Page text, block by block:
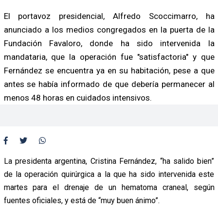
El portavoz presidencial, Alfredo Scoccimarro, ha
anunciado a los medios congregados en la puerta de la
Fundación Favaloro, donde ha sido intervenida la
mandataria, que la operación fue "satisfactoria" y que
Fernández se encuentra ya en su habitación, pese a que
antes se había informado de que debería permanecer al
menos 48 horas en cuidados intensivos.
La presidenta argentina, Cristina Fernández, “ha salido bien”
de la operación quirúrgica a la que ha sido intervenida este
martes para el drenaje de un hematoma craneal, según
fuentes oficiales, y está de “muy buen ánimo”.